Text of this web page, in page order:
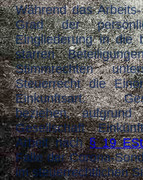
Während das
Grad der
Eingliederung in die
starren
Stimmrechten
Steuerrecht die
Einkunftsart.
beziehen,
Gesellschaft
Arbeit nach§ 19
Falle der Corona-
im steuerrechtlichen